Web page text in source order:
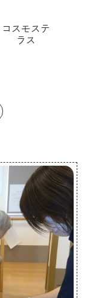
コスモステ
ラス